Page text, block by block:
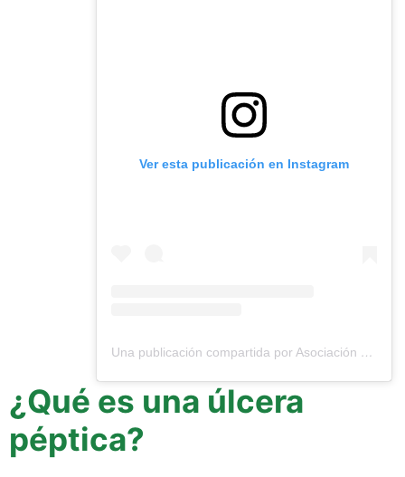
Ver esta publicación en Instagram
Una publicación compartida por Asociación Colombiana de Endoscopia Digestiva (@aced1970)
¿Qué es una úlcera
péptica?